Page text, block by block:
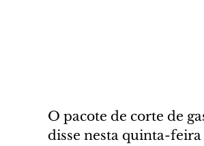
O pacote de corte de
disse nesta quinta-